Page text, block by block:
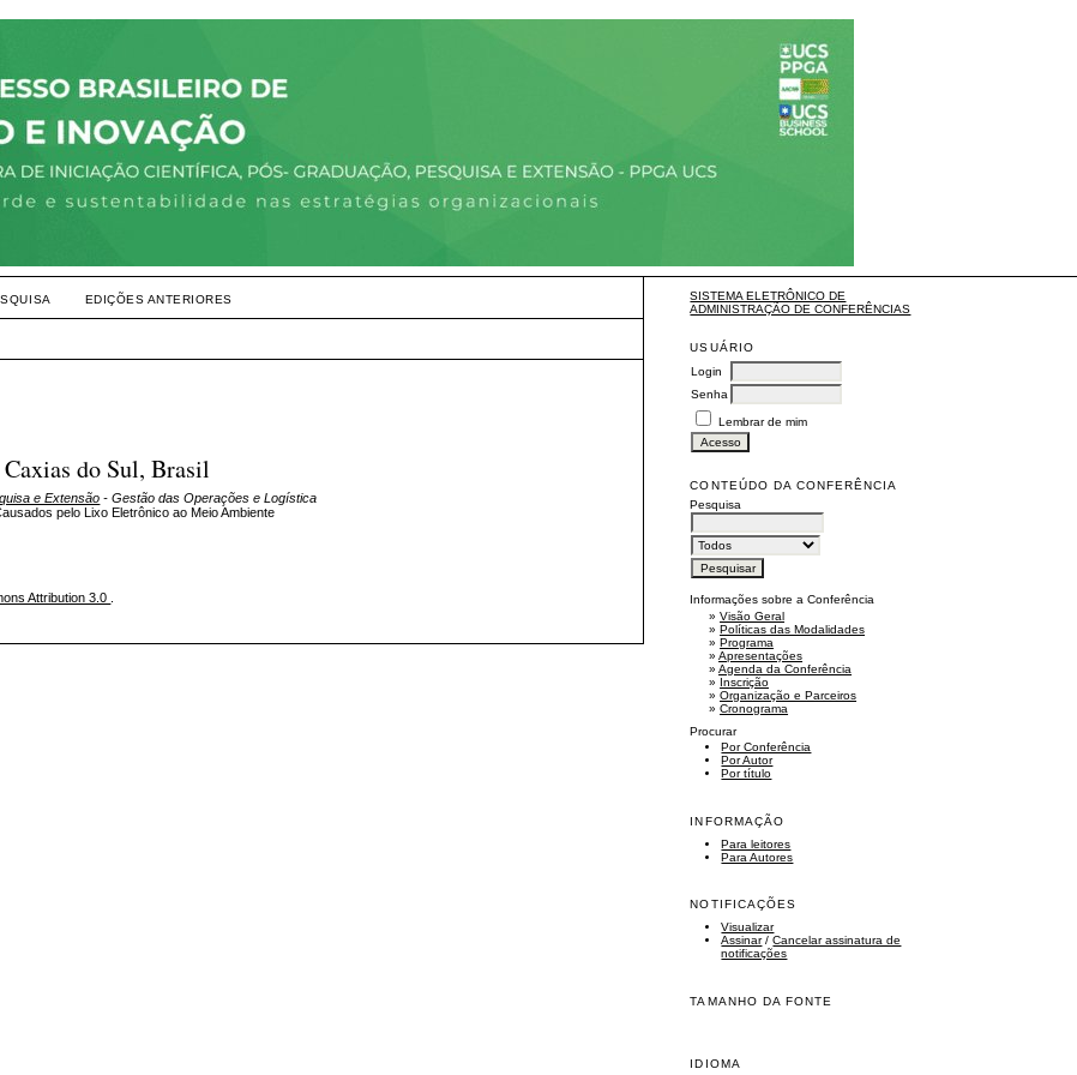
SISTEMA ELETRÔNICO DE
ADMINISTRAÇÃO DE CONFERÊNCIAS
USUÁRIO
Login
Senha
Lembrar de mim
CONTEÚDO DA CONFERÊNCIA
Pesquisa
Informações sobre a Conferência
»Visão Geral
»Políticas das Modalidades
»Programa
»Apresentações
»Agenda da Conferência
» Inscrição
»Organização e Parceiros
»Cronograma
Procurar
Por Conferência
Por Autor
Por título
INFORMAÇÃO
Para leitores
Para Autores
NOTIFICAÇÕES
Visualizar
Assinar/Cancelar assinatura de
notificações
TAMANHO DA FONTE
IDIOMA
EDIÇÕES ANTERIORES
do Sul, Brasil
e Extensão - Gestão das Operações e Logística
pelo Lixo Eletrônico ao Meio Ambiente
Attribution 3.0